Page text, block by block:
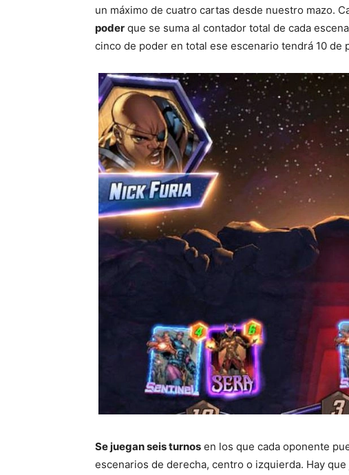
un máximo de cuatro cartas desde nuestro mazo.
poder que se suma al contador total de cada
cinco de poder en total ese escenario tendrá 10 de
Se juegan seis turnos en los que cada oponente
escenarios de derecha, centro o izquierda. Hay